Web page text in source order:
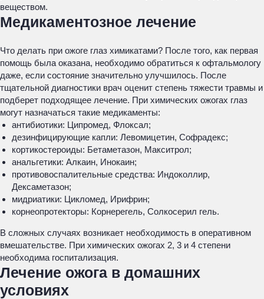
веществом.
Медикаментозное лечение
Что делать при ожоге глаз химикатами? После того, как первая
помощь была оказана, необходимо обратиться к офтальмологу
даже, если состояние значительно улучшилось. После
тщательной диагностики врач оценит степень тяжести травмы и
подберет подходящее лечение. При химических ожогах глаз
могут назначаться такие медикаменты:
антибиотики: Ципромед, Флоксал;
дезинфицирующие капли: Левомицетин, Софрадекс;
кортикостероиды: Бетаметазон, Макситрол;
анальгетики: Алкаин, Инокаин;
противовоспалительные средства: Индоколлир,
Дексаметазон;
мидриатики: Цикломед, Ирифрин;
корнеопротекторы: Корнерегель, Солкосерил гель.
В сложных случаях возникает необходимость в оперативном
вмешательстве. При химических ожогах 2, 3 и 4 степени
необходима госпитализация.
Лечение ожога в домашних
условиях